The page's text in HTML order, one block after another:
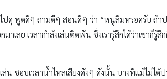
ไปดุ พูดดีๆ ถามดีๆ สอนดีๆ ว่า “หนูลืมหรอครับ ถ้า
าเลย เวลากำลังเล่นติดพัน ซึ่งเรารู้สึกได้ว่าเขาก็
ล่น ชอบเวลาน้ำไหลเสียงดังๆ ดังนั้น บางทีแม้ไม่ไ